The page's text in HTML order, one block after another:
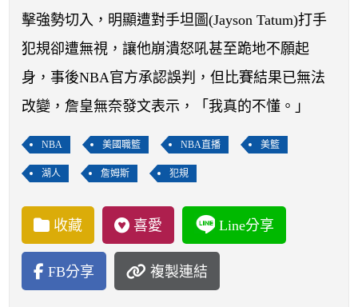
擊強勢切入，明顯遭對手坦圖(Jayson Tatum)打手
犯規卻遭無視，讓他崩潰怒吼甚至跪地不願起
身，事後NBA官方承認誤判，但比賽結果已無法
改變，詹皇無奈發文表示，「我真的不懂。」
NBA 美國職籃 NBA直播 美籃
湖人 詹姆斯 犯規
收藏 喜愛 Line分享
FB分享 複製連結